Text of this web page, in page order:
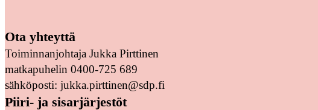
Ota yhteyttä
Toiminnanjohtaja Jukka Pirttinen
matkapuhelin 0400-725 689
sähköposti: jukka.pirttinen@sdp.fi
Piiri- ja sisarjärjestöt